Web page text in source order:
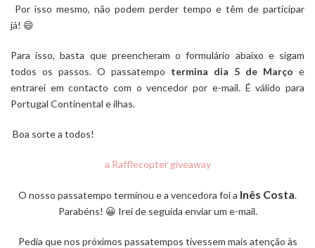
Por isso mesmo, não podem perder tempo e têm de participar
já! 😄
Para isso, basta que preencheram o formulário abaixo e sigam
todos os passos. O passatempo termina dia 5 de Março e
entrarei em contacto com o vencedor por e-mail. É válido para
Portugal Continental e ilhas.
Boa sorte a todos!
a Rafflecopter giveaway
O nosso passatempo terminou e a vencedora foi a Inês Costa.
Parabéns! 😀 Irei de seguida enviar um e-mail.
Pedia que nos próximos passatempos tivessem mais atenção às